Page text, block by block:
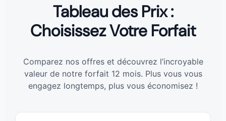
Tableau des Prix :
Choisissez Votre Forfait
Comparez nos offres et découvrez l’incroyable
valeur de notre forfait 12 mois. Plus vous vous
engagez longtemps, plus vous économisez !